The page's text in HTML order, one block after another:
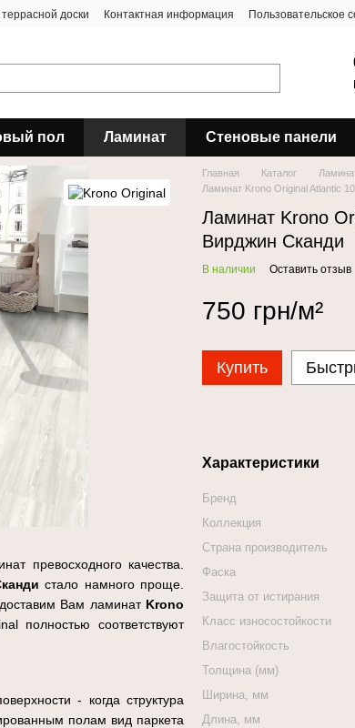
доски Контактная информация Пользовательское
пол Ламинат Стеновые панели
превосходного качества.
стало намного проще.
Вам ламинат Krono
полностью соответствуют
- когда структура
полам вид паркета
Главная Каталог
Ламинат Krono Original Atlantic
Ламинат Krono
Вирджин Сканди
В наличии Оставить отзыв
750 грн/м²
Купить
Характеристики
Бренд
Коллекция
Страна производитель
Фаска
Защита от истирания
Класс износостойкости
Влагостойкость
Толщина (мм)
Ширина, мм
Длина, мм